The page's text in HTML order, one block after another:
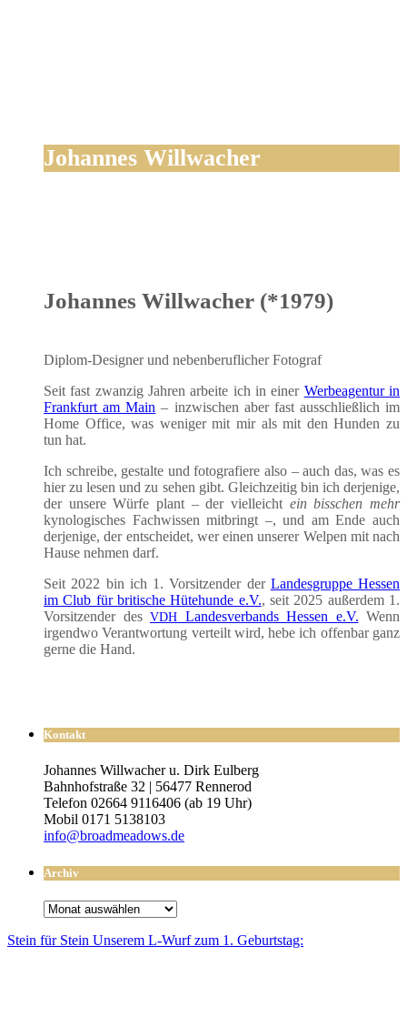
Johannes Willwacher
Johannes Willwacher (*1979)
Diplom-Desi­gner und neben­be­ruf­li­cher Fotograf
Seit fast zwan­zig Jah­ren arbei­te ich in einer Wer­be­agen­tur in
Frank­furt am Main – inzwi­schen aber fast aus­schließ­lich im
Home Office, was weni­ger mit mir als mit den Hun­den zu
tun hat.
Ich schrei­be, gestal­te und foto­gra­fie­re also – auch das, was es
hier zu lesen und zu sehen gibt. Gleich­zei­tig bin ich der­je­ni­ge,
der unse­re Wür­fe plant – der viel­leicht ein biss­chen mehr
kyno­lo­gi­sches Fach­wis­sen mit­bringt –, und am Ende auch
der­je­ni­ge, der ent­schei­det, wer einen unse­rer Wel­pen mit nach
Hau­se neh­men darf.
Seit 2022 bin ich 1. Vor­sit­zen­der der Lan­des­grup­pe Hes­sen
im Club für bri­ti­sche Hüte­hun­de e.V., seit 2025 außer­dem 1.
Vor­sit­zen­der des VDH Lan­des­ver­bands Hes­sen e.V. Wenn
irgend­wo Ver­ant­wor­tung ver­teilt wird, hebe ich offen­bar ganz
ger­ne die Hand.
Kontakt
Johannes Willwacher u. Dirk Eulberg
Bahnhofstraße 32 | 56477 Rennerod
Telefon 02664 9116406 (ab 19 Uhr)
Mobil 0171 5138103
info@broadmeadows.de
Archiv
Archiv
Stein für Stein Unse­rem L-Wurf zum 1. Geburtstag: